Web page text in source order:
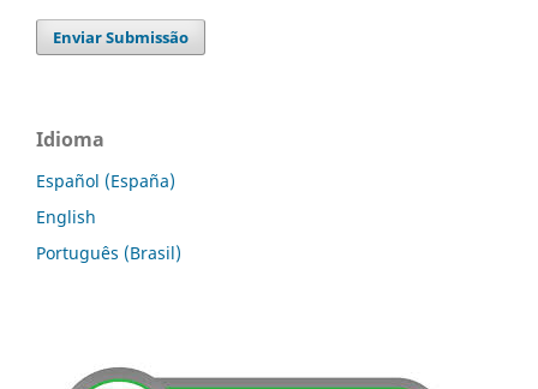
Enviar Submissão
Idioma
Español (España)
English
Português (Brasil)